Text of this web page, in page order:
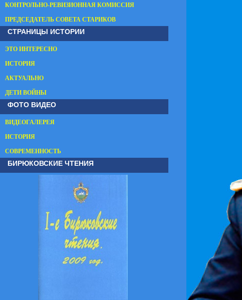
КОНТРОЛЬНО-РЕВИЗИОННАЯ КОМИССИЯ
ПРЕДСЕДАТЕЛЬ СОВЕТА СТАРИКОВ
СТРАНИЦЫ ИСТОРИИ
ЭТО ИНТЕРЕСНО
ИСТОРИЯ
АКТУАЛЬНО
ДЕТИ ВОЙНЫ
ФОТО ВИДЕО
ВИДЕОГАЛЕРЕЯ
ИСТОРИЯ
СОВРЕМЕННОСТЬ
БИРЮКОВСКИЕ ЧТЕНИЯ